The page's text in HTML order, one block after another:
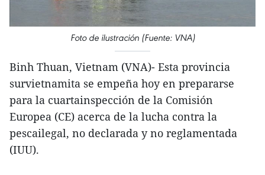
Foto de ilustración (Fuente: VNA)
Binh Thuan, Vietnam (VNA)- Esta provincia
survietnamita se empeña hoy en prepararse
para la cuartainspección de la Comisión
Europea (CE) acerca de la lucha contra la
pescailegal, no declarada y no reglamentada
(IUU).